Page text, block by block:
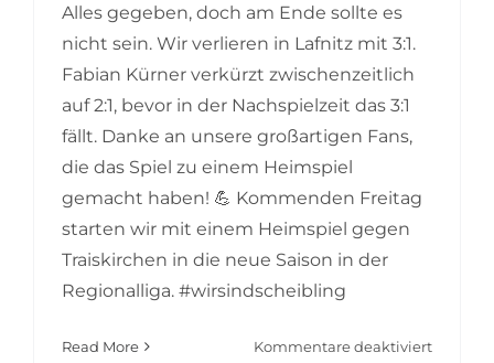
Alles gegeben, doch am Ende sollte es
nicht sein. Wir verlieren in Lafnitz mit 3:1.
Fabian Kürner verkürzt zwischenzeitlich
auf 2:1, bevor in der Nachspielzeit das 3:1
fällt. Danke an unsere großartigen Fans,
die das Spiel zu einem Heimspiel
gemacht haben! 💪 Kommenden Freitag
starten wir mit einem Heimspiel gegen
Traiskirchen in die neue Saison in der
Regionalliga. #wirsindscheibling
Read More Kommentare deaktiviertfür